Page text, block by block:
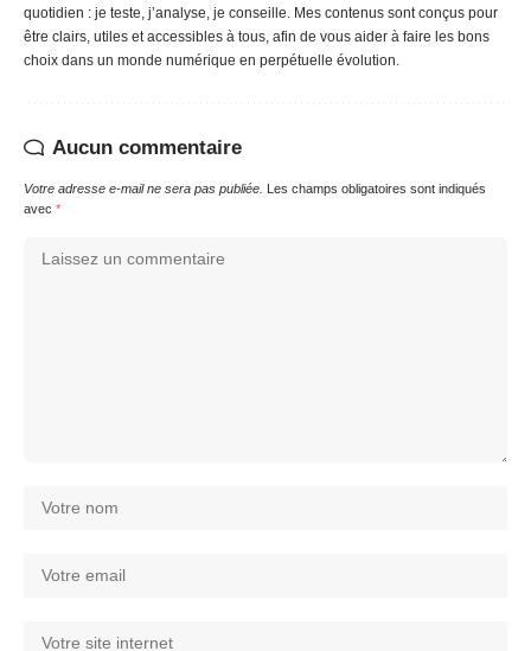
quotidien : je teste, j’analyse, je conseille. Mes contenus sont conçus pour
être clairs, utiles et accessibles à tous, afin de vous aider à faire les bons
choix dans un monde numérique en perpétuelle évolution.
Aucun commentaire
Votre adresse e-mail ne sera pas publiée. Les champs obligatoires sont indiqués
avec *